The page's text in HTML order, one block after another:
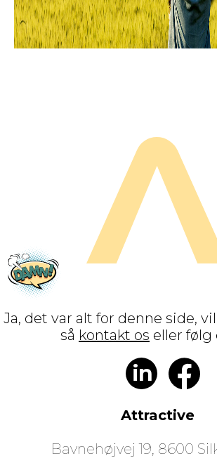
Ja, det var alt for denne side,
så kontakt os eller følg
in
Attractive
Bavnehøjvej 19, 8600